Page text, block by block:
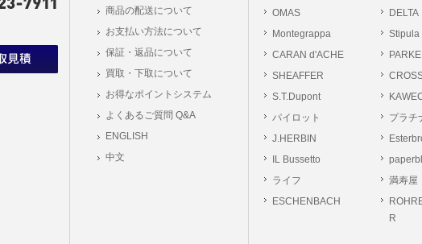
シュッピン株式会
OMAS
DELTA
Montegrappa
Stipula
CARAN d'ACHE
SHEAFFER
S.T.Dupont
パイロット
プラチ
J.HERBIN
IL Bussetto
ライフ
満寿屋
ESCHENBACH
R
商品の配送について
お支払い方法について
保証・返品について
買取・下取について
お得なポイントシステム
よくあるご質問 Q&A
ENGLISH
中文